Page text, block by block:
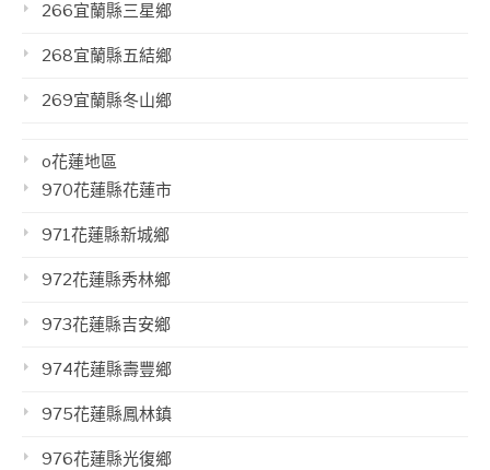
266宜蘭縣三星鄉
268宜蘭縣五結鄉
269宜蘭縣冬山鄉
o花蓮地區
970花蓮縣花蓮市
971花蓮縣新城鄉
972花蓮縣秀林鄉
973花蓮縣吉安鄉
974花蓮縣壽豐鄉
975花蓮縣鳳林鎮
976花蓮縣光復鄉